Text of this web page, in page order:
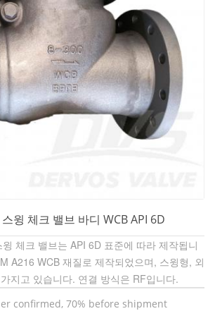
윙 체크 밸브 바디 WCB API 6D
체크 밸브는 API 6D 표준에 따라 제작됩니
A216 WCB 재질로 제작되었으며, 스윙형, 외
지고 있습니다. 연결 방식은 RF입니다.
confirmed, 70% before shipment